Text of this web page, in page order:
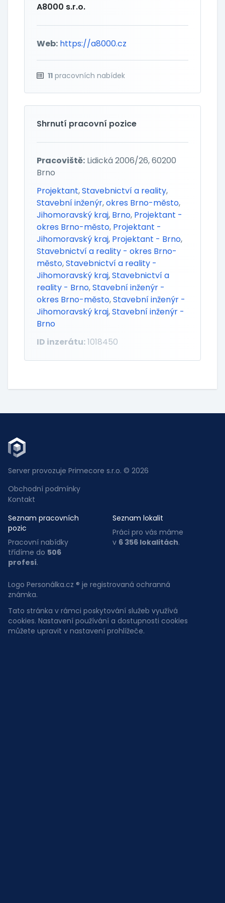
A8000 s.r.o.
Web: https://a8000.cz
11 pracovních nabídek
Shrnutí pracovní pozice
Pracoviště: Lidická 2006/26, 60200
Brno
Projektant,Stavebnictví a reality,
Stavební inženýr,okres Brno-město,
Jihomoravský kraj, Brno, Projektant -
okres Brno-město, Projektant -
Jihomoravský kraj, Projektant - Brno,
Stavebnictví a reality - okres Brno-
město,Stavebnictví a reality -
Jihomoravský kraj,Stavebnictví a
reality - Brno,Stavební inženýr -
okres Brno-město,Stavební inženýr -
Jihomoravský kraj,Stavební inženýr -
Brno
ID inzerátu:1018450
Server provozuje Primecore s.r.o. © 2026
Obchodní podmínky
Kontakt
Seznam pracovních
pozic
Pracovní nabídky
třídíme do 506
profesí.
Seznam lokalit
Práci pro vás máme
v 6 356 lokalitách.
Logo Personálka.cz ® je registrovaná ochranná
známka.
Tato stránka v rámci poskytování služeb využívá
cookies. Nastavení používání a dostupnosti cookies
můžete upravit v nastavení prohlížeče.